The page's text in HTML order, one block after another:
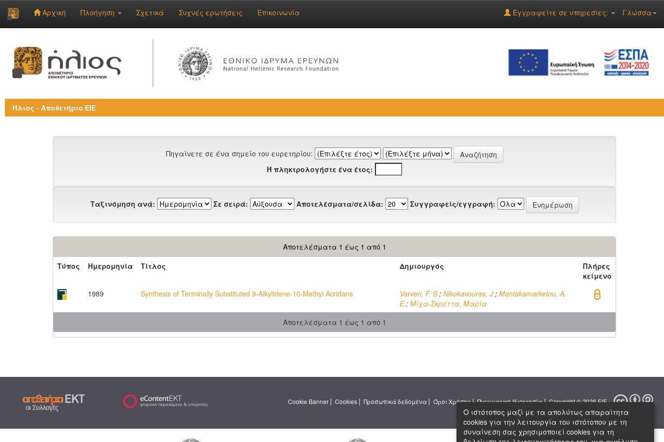
navigation
Αρχική Πλοήγηση Σχετικά Συχνές ερωτήσεις Επικοινωνία Γλώσσα
Εγγραφείτε σε υπηρεσίες:
Ήλιος - Αποθετήριο ΕΙΕ
Πηγαίνετε σε ένα σημείο του ευρετηρίου:
Ή πληκτρολογήστε ένα έτος:
Ταξινόμηση ανά: Σε σειρά: Αποτελέσματα/σελίδα: Συγγραφείς/εγγραφή:
Αποτελέσματα 1 έως 1 από 1
Τύπος
Ημερομηνία Τίτλος Δημιουργός
Πλήρες
κείμενο
1989
Synthesis of Terminally Substituted 9-Alkylidene-10-Methyl Acridans Varveri, F. S.; Nikokavouras, J.; Mantakamarketou, A.
E.; Μίχα-Σκρέττα, Μαρία
Αποτελέσματα 1 έως 1 από 1
Cookie Banner | Cookies | Προσωπικά δεδομένα | Όροι Χρήσης| Πνευματική Ιδιοκτησία| Copyright © 2026 ΕΙΕ
Ο ιστότοπος μαζί με τα απολύτως απαραίτητα
cookies για την λειτουργία του ιστότοπου με τη
συναίνεση σας χρησιμοποιεί cookies για τη